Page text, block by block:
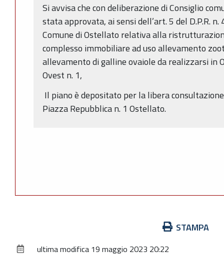
Si avvisa che con deliberazione di Consiglio
stata approvata, ai sensi dell’art. 5 del D.P.R.
Comune di Ostellato relativa alla
complesso immobiliare ad uso allevamento
allevamento di galline ovaiole da realizzarsi in
Ovest n. 1,
Il piano è depositato per la libera
Piazza Repubblica n. 1 Ostellato.
documento
STAMPA
ultima modifica 19 maggio 2023 20:22